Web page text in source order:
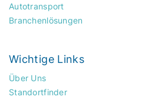
Autotransport
Branchenlösungen
Wichtige Links
Über Uns
Standortfinder